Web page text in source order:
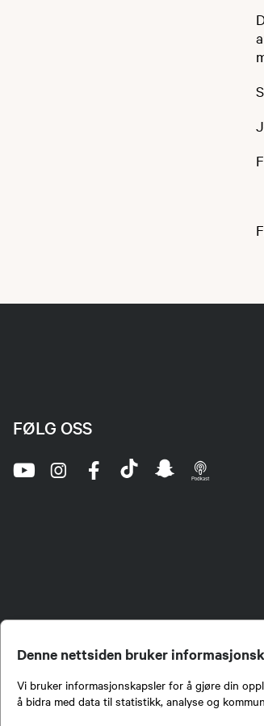
Denne nettsiden bruker
Vi bruker informasjonskapsler for å gjøre din
å bidra med data til statistikk, analyse og
FØLG OSS